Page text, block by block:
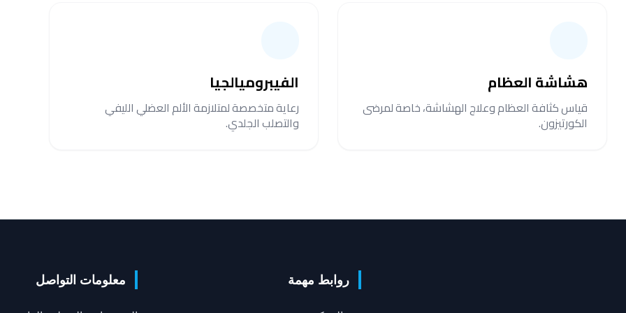
هشاشة العظام
قياس كثافة العظام وعلاج الهشاشة، خاصة لمرضى
الكورتيزون.
الفيبروميالجيا
رعاية متخصصة لمتلازمة الألم العضلي الليفي
والتصلب الجلدي.
روابط مهمة معلومات التواصل